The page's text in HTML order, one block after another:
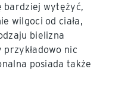
bardziej wytężyć,
wilgoci od ciała,
bielizna
przykładowo nic
posiada także